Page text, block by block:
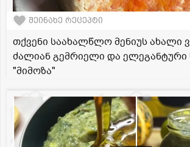
შეინახე რეცეპტი
თქვენი საახალწლო მენიუს ახალი
ძალიან გემრიელი და
"მიმოზა"